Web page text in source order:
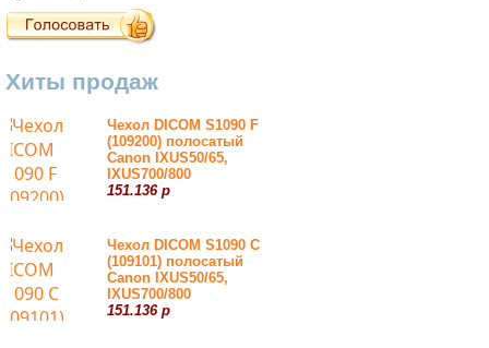
Хиты продаж
Чехол DICOM S1090 F
(109200) полосатый
Canon IXUS50/65,
IXUS700/800
151.136 р
Чехол DICOM S1090 С
(109101) полосатый
Canon IXUS50/65,
IXUS700/800
151.136 р